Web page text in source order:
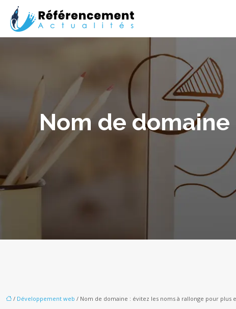
Nom de
/ Développement web / Nom de domaine : évitez les noms à rallonge pour plus